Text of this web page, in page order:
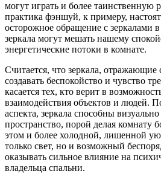
могут играть и более таинственную
практика фэншуй, к примеру,
осторожное обращение с зеркалами
зеркала могут мешать нашему
энергетические потоки в комнате.
Считается, что зеркала, отражающие
создавать беспокойство и чувство
касается тех, кто верит в
взаимодействия объектов и людей.
аспекта, зеркала способны
пространство, порой делая комнату
этом и более холодной, лишенной
только свет, но и возможный
оказывать сильное влияние на
владельца спальни.